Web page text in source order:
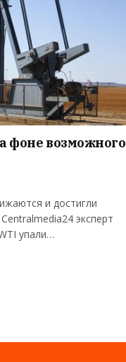
фоне возможного
и достигли
эксперт
упали…